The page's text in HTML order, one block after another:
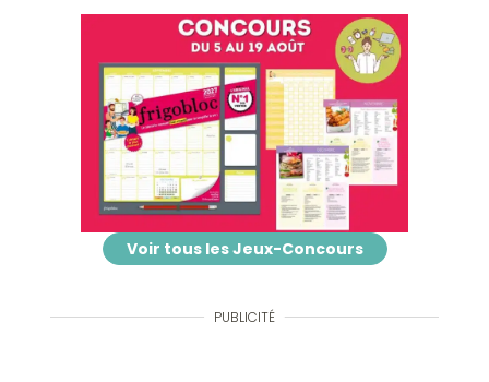
Voir tous les Jeux-Concours
PUBLICITÉ